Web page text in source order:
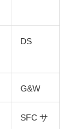
DS
G&W
SFC サ